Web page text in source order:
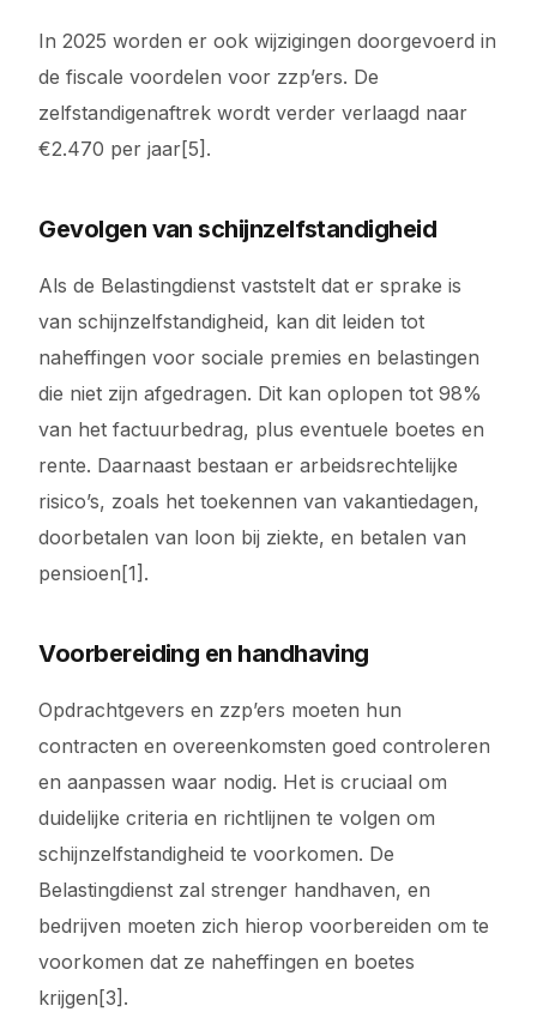
In 2025 worden er ook wijzigingen doorgevoerd in
de fiscale voordelen voor zzp’ers. De
zelfstandigenaftrek wordt verder verlaagd naar
€2.470 per jaar[5].
Gevolgen van schijnzelfstandigheid
Als de Belastingdienst vaststelt dat er sprake is
van schijnzelfstandigheid, kan dit leiden tot
naheffingen voor sociale premies en belastingen
die niet zijn afgedragen. Dit kan oplopen tot 98%
van het factuurbedrag, plus eventuele boetes en
rente. Daarnaast bestaan er arbeidsrechtelijke
risico’s, zoals het toekennen van vakantiedagen,
doorbetalen van loon bij ziekte, en betalen van
pensioen[1].
Voorbereiding en handhaving
Opdrachtgevers en zzp’ers moeten hun
contracten en overeenkomsten goed controleren
en aanpassen waar nodig. Het is cruciaal om
duidelijke criteria en richtlijnen te volgen om
schijnzelfstandigheid te voorkomen. De
Belastingdienst zal strenger handhaven, en
bedrijven moeten zich hierop voorbereiden om te
voorkomen dat ze naheffingen en boetes
krijgen[3].